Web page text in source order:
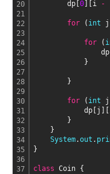
20
21
22
23
24
25
26
27
28
29
30
31
32
33
34
35
36
37
dp[ 0 ][i -
for ( int j
for (
}
}
for ( int j
}
}
System.out .
}
class Coin {